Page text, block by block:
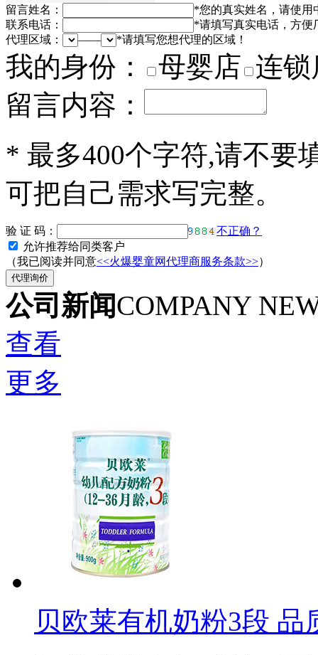
留言姓名： *您的真实姓名，请使用
联系电话：
*请填写真实电话，方便
代理区域：
—— *请填写您想代理的区域！
我的身份： 母婴店 连锁
留言内容：
* 最多400个字符,请不要
可把自己需求写完整。
验 证 码：
不正确？
允许推荐给同类客户
（我已阅读并同意<<火爆婴童网代理商服务条款>>）
公司新闻COMPANY
查看
更多
贝欧莱有机奶粉3段